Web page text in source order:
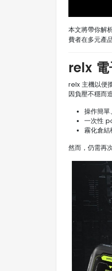
本文將帶你解
費者在多元產
relx 電
relx 主機以便
因負壓不穩而
操作簡單
一次性
霧化倉結
然而，仍需再